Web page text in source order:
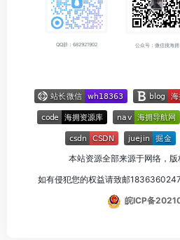
QQ群：682921902 公众号：微信搜海拥
本站资源全部来源于网络，
如有侵犯您的权益请致邮
皖ICP备